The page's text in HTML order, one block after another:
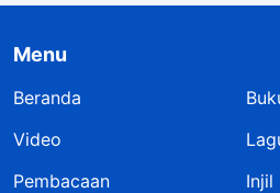
Menu
Beranda
Video
Pembacaan
Injil